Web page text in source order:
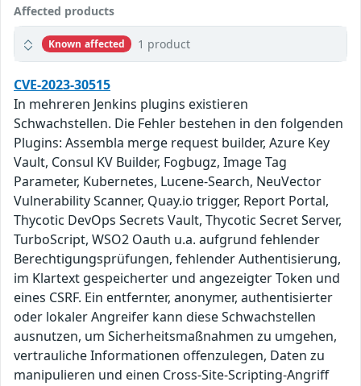
Affected products
Known affected 1 product
CVE-2023-30515
In mehreren Jenkins plugins existieren
Schwachstellen. Die Fehler bestehen in den folgenden
Plugins: Assembla merge request builder, Azure Key
Vault, Consul KV Builder, Fogbugz, Image Tag
Parameter, Kubernetes, Lucene-Search, NeuVector
Vulnerability Scanner, Quay.io trigger, Report Portal,
Thycotic DevOps Secrets Vault, Thycotic Secret Server,
TurboScript, WSO2 Oauth u.a. aufgrund fehlender
Berechtigungsprüfungen, fehlender Authentisierung,
im Klartext gespeicherter und angezeigter Token und
eines CSRF. Ein entfernter, anonymer, authentisierter
oder lokaler Angreifer kann diese Schwachstellen
ausnutzen, um Sicherheitsmaßnahmen zu umgehen,
vertrauliche Informationen offenzulegen, Daten zu
manipulieren und einen Cross-Site-Scripting-Angriff